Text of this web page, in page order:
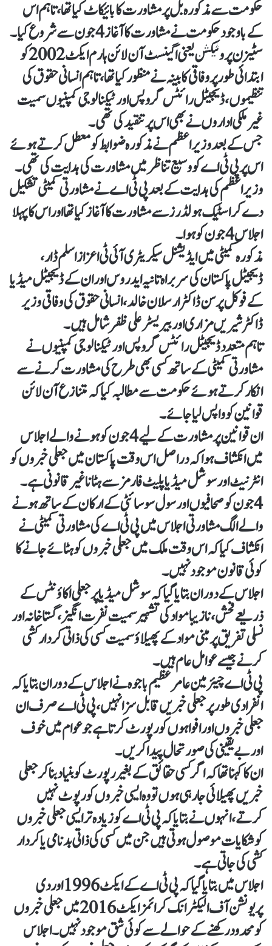
حکومت سے مذکورہ بل پر مشاورت کا بائیکاٹ کیا تھا، تاہم اس
کے باوجود حکومت نے مشاورت کا آغاز 4 جون سے شروع کیا۔
سٹیزن پروٹیکشن یعنی اگینسٹ آن لائن ہارم ایکٹ 2002 کو
ابتدائی طور پر وفاقی کابینہ نے منظور کیا تھا، تاہم انسانی حقوق کی
تنظیموں، ڈیجیٹل رائٹس گروپس اور ٹیکنالوجی کمپنیوں سمیت
غیر ملکی اداروں نے بھی اس پر تنقید کی تھی۔
جس کے بعد وزیر اعظم نے مذکورہ ضوابط کو معطل کرتے ہوئے
اس پر پی ٹی اےکو وسیع تناظر میں مشاورت کی ہدایت کی تھی۔
وزیر اعظم کی ہدایت کے بعد پی ٹی اے نے مشاورتی کمیٹی تشکیل
دے کر اسٹیک ہولڈرز سے مشاورت کا آغاز کیا تھا اور اس کا پہلا
اجلاس 4 جون کو ہوا۔
مذکورہ کمیٹی میں ایڈیشنل سیکریٹری آئی ٹی اعزاز اسلم ڈار،
ڈیجیٹل پاکستان کی سربراہ تانیہ ایدروس اور ان کے ڈیجیٹل میڈیا
کے فوکل پرسن ڈاکٹر ارسلان خالد، انسانی حقوق کی وفاقی وزیر
ڈاکٹر شیریں مزاری اور بیریسٹر علی ظفر شامل ہیں۔
تاہم متعدد ڈیجیٹل رائٹس گروپس اور ٹیکنالوجی کمپنیوں نے
مشاورتی کمیٹی کے ساتھ کسی بھی طرح کی مشاورت کرنے سے
انکار کرتے ہوئے حکومت سے مطالبہ کیا کہ متنازع آن لائن
قوانین کو واپس لیا جائے۔
ان قوانین پر مشاورت کےلیے 4 جون کو ہونے والے اجلاس
میں انکشاف ہوا کہ دراصل اس وقت پاکستان میں جعلی خبروں کو
انٹرنیٹ اور سوشل میڈیا پلیٹ فارمز سے ہٹانا غیر قانونی ہے۔
4 جون کو صحافیوں اور سول سوسائٹی کے ارکان کے ساتھ ہونے
والے الگ مشاورتی اجلاس میں پی ٹی اے کی مشاورتی کمیٹی نے
انکشاف کیا کہ اس وقت ملک میں جعلی خبروں کو ہٹائے جانے کا
کوئی قانون موجود نہیں۔
اجلاس کے دوران بتایا گیا کہ سوشل میڈیا پر جعلی اکاؤنٹس کے
ذریعے فحش، نازیبا مواد کی تشہیر سمیت نفرت انگیز، گستاخانہ اور
نسلی تفریق پر مبنی مواد کے پھیلاؤ سمیت کسی کی ذاتی کردارکشی
کرنے جیسے عوامل عام ہیں۔
پی ٹی اے چیئرمین عامر عظیم باجوہ نے اجلاس کے دوران بتایا کہ
انفرادی طور پر جعلی خبریں قابل سزا نہیں، پی ٹی اے صرف ان
جعلی خبروں اور افواہوں کو رپورٹ کرتا ہے جو عوام میں خوف
اور بے یقینی کی صورتحال پیدا کریں۔
ان کا کہنا تھا کہ اگر کسی حقائق کے بغیر رپورٹ کو بنیاد بناکر جعلی
خبریں پھیلائی جا رہی ہوں تو وہ ایسی خبروں کو رپوٹ نہیں
کرتے، انہوں نے بتایا کہ پی ٹی اے کو زیادہ تر ایسی جعلی خبروں
کو شکایات موصول ہوتی ہیں جن میں کسی کی ذاتی بدنامی یا کردار
کشی کی جاتی ہے۔
اجلاس میں بتایا گیا کہ پی ٹی اے کےایکٹ 1996 اور دی
پریونشن آف الیکٹرانک کرائمز ایکٹ 2016 میں جعلی خبروں
کو محدود رکھنے کے حوالے سے کوئی شق موجود نہیں۔ اجلاس